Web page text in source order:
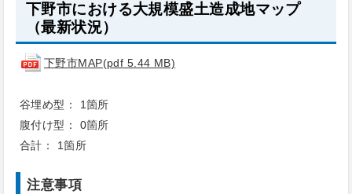
下野市における大規模盛土造成地マップ
（最新状況）
下野市MAP(pdf 5.44 MB)
谷埋め型： 1箇所
腹付け型： 0箇所
合計： 1箇所
注意事項